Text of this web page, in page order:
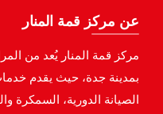
عن مركز قمة المنار
مركز قمة المنار يُعد من
بمدينة جدة، حيث يقدم
الصيانة الدورية، السمكرة